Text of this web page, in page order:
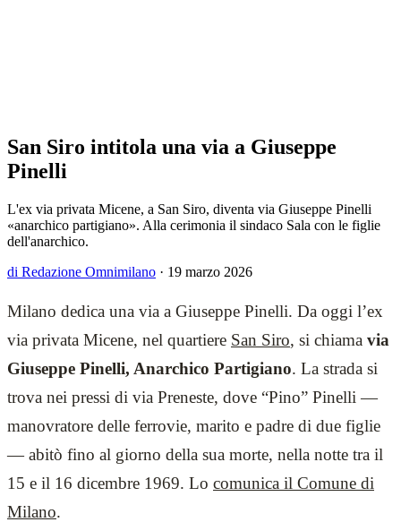
San Siro intitola una via a Giuseppe
Pinelli
L'ex via privata Micene, a San Siro, diventa via Giuseppe Pinelli
«anarchico partigiano». Alla cerimonia il sindaco Sala con le figlie
dell'anarchico.
di Redazione Omnimilano · 19 marzo 2026
Milano dedica una via a Giuseppe Pinelli. Da oggi l’ex
via privata Micene, nel quartiere San Siro, si chiama via
Giuseppe Pinelli, Anarchico Partigiano. La strada si
trova nei pressi di via Preneste, dove “Pino” Pinelli —
manovratore delle ferrovie, marito e padre di due figlie
— abitò fino al giorno della sua morte, nella notte tra il
15 e il 16 dicembre 1969. Lo comunica il Comune di
Milano.